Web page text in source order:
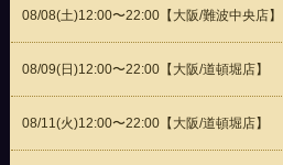
08/08(土)12:00〜22:00【大阪/難波中央店】
08/09(日 )12:00〜22:00【大阪/道頓堀店】
08/11(火)12:00〜22:00【大阪/道頓堀店】